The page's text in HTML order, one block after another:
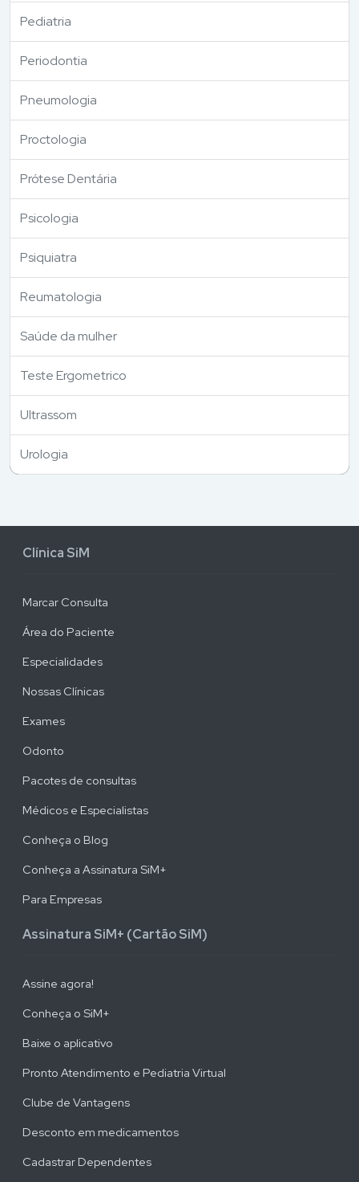
Pediatria
Periodontia
Pneumologia
Proctologia
Prótese Dentária
Psicologia
Psiquiatra
Reumatologia
Saúde da mulher
Teste Ergometrico
Ultrassom
Urologia
Clínica SiM
Marcar Consulta
Área do Paciente
Especialidades
Nossas Clínicas
Exames
Odonto
Pacotes de consultas
Médicos e Especialistas
Conheça o Blog
Conheça a Assinatura SiM+
Para Empresas
Assinatura SiM+ (Cartão SiM)
Assine agora!
Conheça o SiM+
Baixe o aplicativo
Pronto Atendimento e Pediatria Virtual
Clube de Vantagens
Desconto em medicamentos
Cadastrar Dependentes